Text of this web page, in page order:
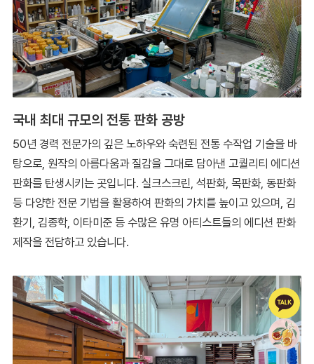
국내 최대 규모의 전통 판화 공방
50년 경력 전문가의 깊은 노하우와 숙련된 전통 수작업 기술을 바
탕으로, 원작의 아름다움과 질감을 그대로 담아낸 고퀄리티 에디션
판화를 탄생시키는 곳입니다. 실크스크린, 석판화, 목판화, 동판화
등 다양한 전문 기법을 활용하여 판화의 가치를 높이고 있으며, 김
환기, 김종학, 이타미준 등 수많은 유명 아티스트들의 에디션 판화
제작을 전담하고 있습니다.